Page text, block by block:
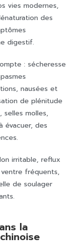
vies modernes,
des
digestif.
: sécheresse
nausées et
de plénitude
selles molles,
évacuer, des
irritable, reflux
fréquents,
de soulager
la